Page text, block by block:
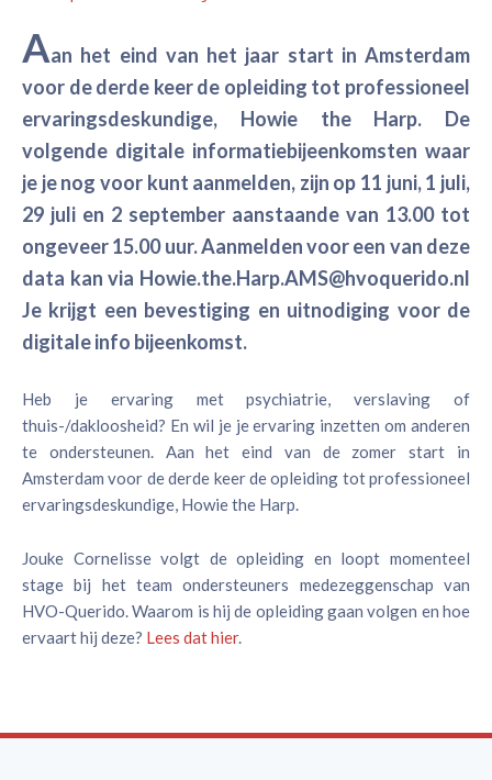
Aan het eind van het jaar start in Amsterdam
voor de derde keer de opleiding tot professioneel
ervaringsdeskundige, Howie the Harp. De
volgende digitale informatiebijeenkomsten waar
je je nog voor kunt aanmelden, zijn op 11 juni, 1 juli,
29 juli en 2 september aanstaande van 13.00 tot
ongeveer 15.00 uur. Aanmelden voor een van deze
data kan via Howie.the.Harp.AMS@hvoquerido.nl
Je krijgt een bevestiging en uitnodiging voor de
digitale info bijeenkomst.
Heb je ervaring met psychiatrie, verslaving of
thuis-/dakloosheid? En wil je je ervaring inzetten om anderen
te ondersteunen. Aan het eind van de zomer start in
Amsterdam voor de derde keer de opleiding tot professioneel
ervaringsdeskundige, Howie the Harp.
Jouke Cornelisse volgt de opleiding en loopt momenteel
stage bij het team ondersteuners medezeggenschap van
HVO-Querido. Waarom is hij de opleiding gaan volgen en hoe
ervaart hij deze? Lees dat hier.